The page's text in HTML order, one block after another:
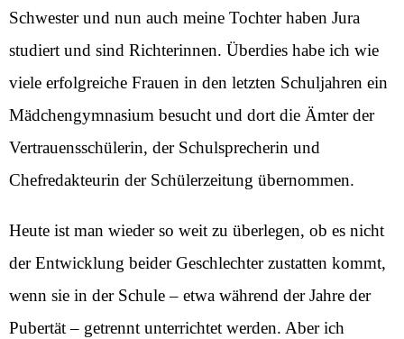
Schwester und nun auch meine Tochter haben Jura
studiert und sind Richterinnen. Überdies habe ich wie
viele erfolgreiche Frauen in den letzten Schuljahren ein
Mädchengymnasium besucht und dort die Ämter der
Vertrauensschülerin, der Schulsprecherin und
Chefredakteurin der Schülerzeitung übernommen.
Heute ist man wieder so weit zu überlegen, ob es nicht
der Entwicklung beider Geschlechter zustatten kommt,
wenn sie in der Schule – etwa während der Jahre der
Pubertät – getrennt unterrichtet werden. Aber ich